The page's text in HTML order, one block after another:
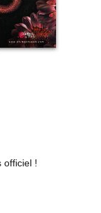
officiel !